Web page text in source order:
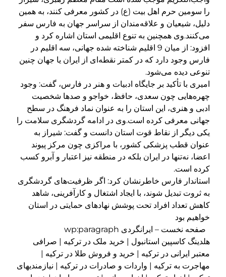
را سومین حرم اهل بیت (ع) در کشور معرفی کنند، به همین
دلیل، شیعیان و علاقه‌مندان از سراسر جهان به فارس سفر
می‌کنند.وی همچنین به تنوع اقلیمی استان اشاره کرد و
افزود: از میان 9 اقلیم شناخته‌ شده جهانی، سه اقلیم در
فارس وجود دارد که در کمتر نقطه‌ای از ایران یا جهان چنین
تنوعی دیده می‌شود.
امیری با تأکید بر جایگاه ادبیات و هنر در فارس، گفت: وجود
چهره‌هایی چون سعدی، حافظ، خواجو و صدها شخصیت
ادبی و هنری، این استان را به عنوان نماد فرهنگ در سطح
جهانی معرفی کرده است.وی در ادامه گردشگری سلامت را
یکی دیگر از نقاط قوت استان دانست و گفت: شیراز به
عنوان قطب پزشکی کشور، با مراکزی چون مرکز پیوند
اعضا، نه‌تنها در ایران بلکه در منطقه نیز اعتبار و آبرو کسب
کرده است.
استاندار فارس خاطرنشان کرد: اگر ظرفیت‌های گردشگری
به ثروت تبدیل شوند، با ایجاد اشتغال و کارآفرینی، شاهد
کاهش تعداد افراد تحت پوشش نهادهای حمایتی در استان
خواهیم بود
صفحه نخست – ایرانگردی wp:paragraph
هلدینگ کاسپین استانبول | خرید ملک در ترکیه | صرافی
معتبر ایرانی در ترکیه | خرید و فروش طلا در ترکیه |
مهاجرت به ترکیه | واردات و صادرات در ترکیه | نیازمندیهای